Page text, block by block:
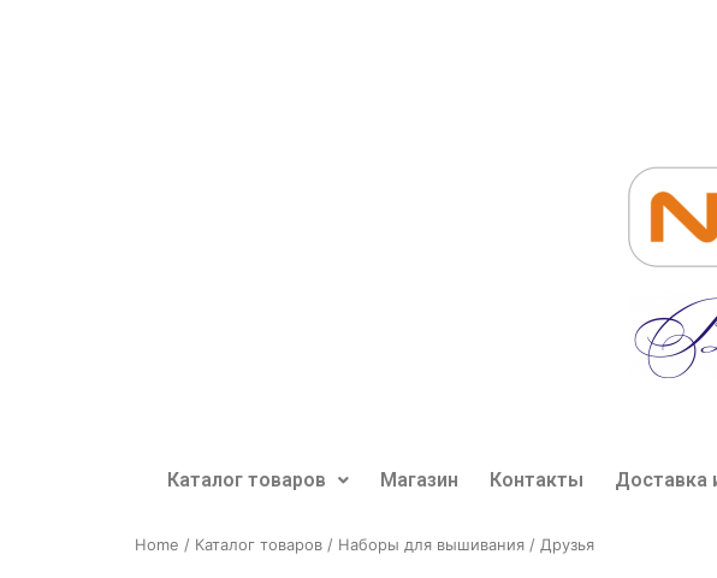
Каталог товаров Магазин Контакты Доставка
Home / Каталог товаров / Наборы для вышивания / Друзья